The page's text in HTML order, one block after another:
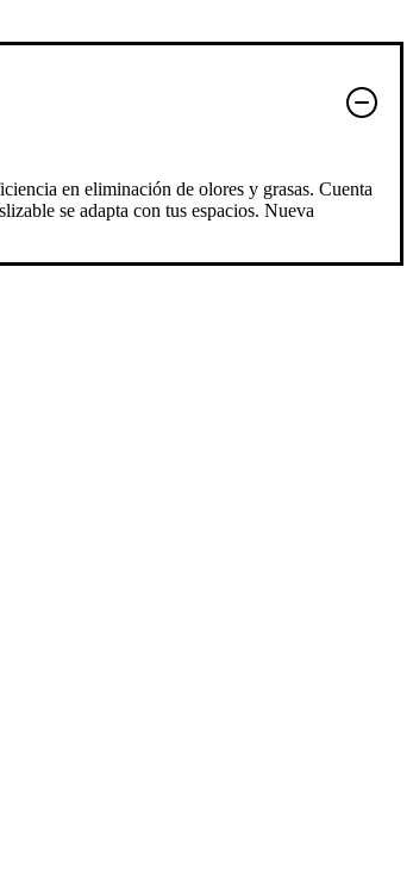
en eliminación de olores y grasas. Cuenta
se adapta con tus espacios. Nueva